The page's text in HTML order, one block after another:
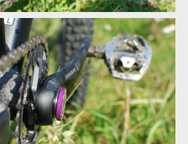
- nářadí zasunuté do středové osy
- nářadí zasunuté do středové osy